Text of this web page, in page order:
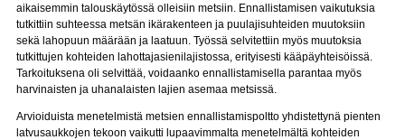
aikaisemmin talouskäytössä olleisiin metsiin. Ennallistamisen vaikutuksia
tutkittiin suhteessa metsän ikärakenteen ja puulajisuhteiden muutoksiin
sekä lahopuun määrään ja laatuun. Työssä selvitettiin myös muutoksia
tutkittujen kohteiden lahottajasienilajistossa, erityisesti kääpäyhteisöissä.
Tarkoituksena oli selvittää, voidaanko ennallistamisella parantaa myös
harvinaisten ja uhanalaisten lajien asemaa metsissä.
Arvioiduista menetelmistä metsien ennallistamispoltto yhdistettynä pienten
latvusaukkojen tekoon vaikutti lupaavimmalta menetelmältä kohteiden